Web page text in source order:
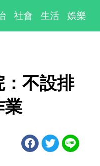
社會 生活 娛樂
不設排
業